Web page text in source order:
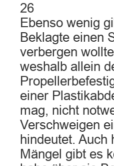
26
Ebenso wenig
Beklagte einen
verbergen
weshalb allein
einer
mag, nicht
Verschweigen
hindeutet.
Mängel gibt es